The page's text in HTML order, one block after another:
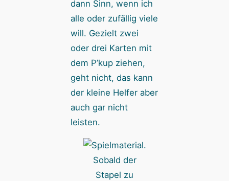
dann Sinn, wenn ich
alle oder zufällig viele
will. Gezielt zwei
oder drei Karten mit
dem P’kup ziehen,
geht nicht, das kann
der kleine Helfer aber
auch gar nicht
leisten.
Sobald der
Stapel zu